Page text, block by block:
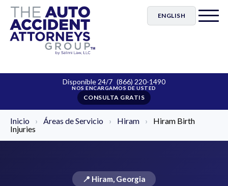
ENGLISH
Disponible 24/7 (866) 220-1490
CONSULTA GRATIS
Inicio › Áreas de Servicio › Hiram ›
Hiram Birth
Injuries
📍 Hiram, Georgia